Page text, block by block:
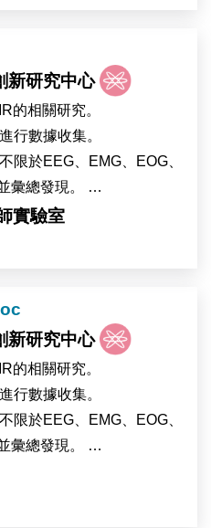
user studies, and carry
(include but not
eye-tracker.. ) and
innovative devices for
them.
findings for scientific
transferring the developed
新研究中心
的相關研究。
行數據收集。
限於EEG、EMG、EOG、
彙總發現。
。
和轉移開發的技術。
user studies, and carry
(include but not
eye-tracker.. ) and
innovative devices for
them.
findings for scientific
實驗室
新研究中心
的相關研究。
行數據收集。
限於EEG、EMG、EOG、
彙總發現。
和轉移開發的技術。